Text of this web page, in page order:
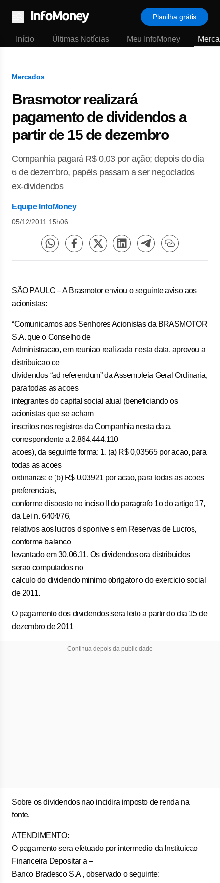
Menu
Planilha grátis
Início Últimas Notícias Meu InfoMoney
Mercados
Brasmotor realizará
pagamento de dividendos a
partir de 15 de dezembro
Companhia pagará R$ 0,03 por ação; depois do dia
6 de dezembro, papéis passam a ser negociados
ex-dividendos
Equipe InfoMoney
05/12/2011 15h06
SÃO PAULO – A Brasmotor enviou o seguinte aviso aos
acionistas:
“Comunicamos aos Senhores Acionistas da BRASMOTOR
S.A. que o Conselho de
Administracao, em reuniao realizada nesta data, aprovou a
distribuicao de
dividendos “ad referendum” da Assembleia Geral Ordinaria,
para todas as acoes
integrantes do capital social atual (beneficiando os
acionistas que se acham
inscritos nos registros da Companhia nesta data,
correspondente a 2.864.444.110
acoes), da seguinte forma: 1. (a) R$ 0,03565 por acao, para
todas as acoes
ordinarias; e (b) R$ 0,03921 por acao, para todas as acoes
preferenciais,
conforme disposto no inciso II do paragrafo 1o do artigo 17,
da Lei n. 6404/76,
relativos aos lucros disponiveis em Reservas de Lucros,
conforme balanco
levantado em 30.06.11. Os dividendos ora distribuidos
serao computados no
calculo do dividendo minimo obrigatorio do exercicio social
de 2011.
O pagamento dos dividendos sera feito a partir do dia 15 de
dezembro de 2011
Continua depois da publicidade
Sobre os dividendos nao incidira imposto de renda na
fonte.
ATENDIMENTO:
O pagamento sera efetuado por intermedio da Instituicao
Financeira Depositaria –
Banco Bradesco S.A., observado o seguinte: